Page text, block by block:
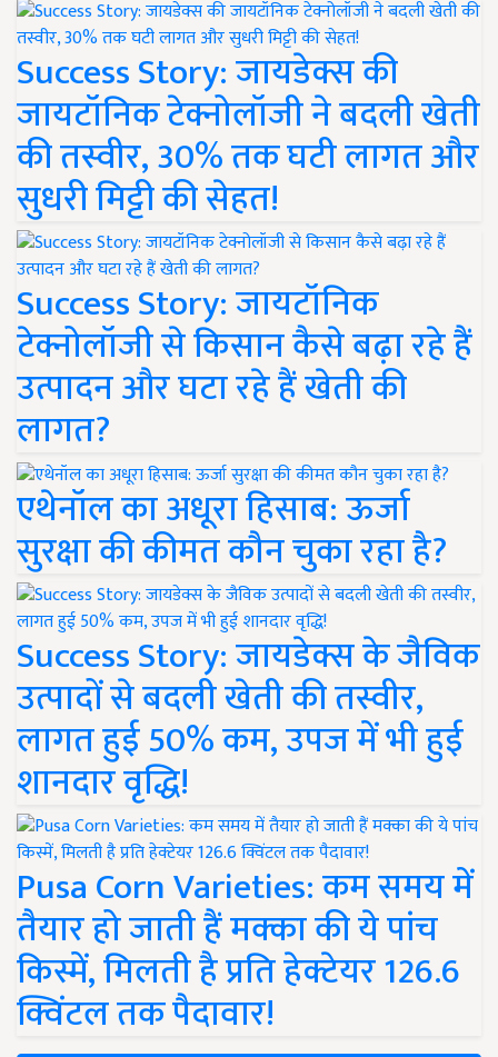
Success Story: जायडेक्स की
जायटॉनिक टेक्नोलॉजी ने बदली खेती
की तस्वीर, 30% तक घटी लागत और
सुधरी मिट्टी की सेहत!
Success Story: जायटॉनिक
टेक्नोलॉजी से किसान कैसे बढ़ा रहे हैं
उत्पादन और घटा रहे हैं खेती की
लागत?
एथेनॉल का अधूरा हिसाब: ऊर्जा
सुरक्षा की कीमत कौन चुका रहा है?
Success Story: जायडेक्स के जैविक
उत्पादों से बदली खेती की तस्वीर,
लागत हुई 50% कम, उपज में भी हुई
शानदार वृद्धि!
Pusa Corn Varieties: कम समय में
तैयार हो जाती हैं मक्का की ये पांच
किस्में, मिलती है प्रति हेक्टेयर 126.6
क्विंटल तक पैदावार!